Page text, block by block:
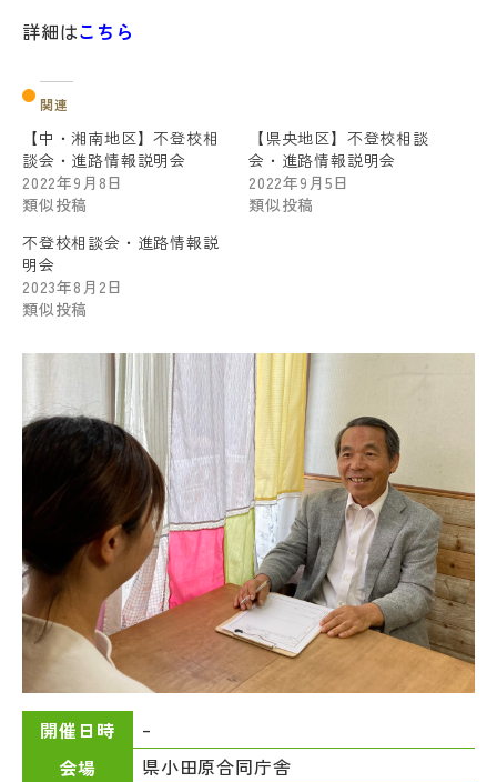
詳細はこちら
関連
【中・湘南地区】不登校相
談会・進路情報説明会
2022年9月8日
類似投稿
【県央地区】不登校相談
会・進路情報説明会
2022年9月5日
類似投稿
不登校相談会・進路情報説
明会
2023年8月2日
類似投稿
開催日時
–
会場
県小田原合同庁舎